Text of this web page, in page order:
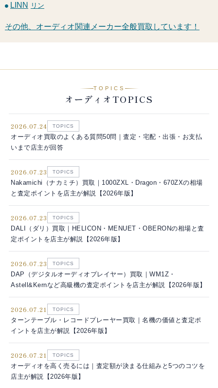
LINN リン
その他、オーディオ関連メーカー全般買取しています！
TOPICS
オーディオTOPICS
2026.07.24 TOPICS
オーディオ買取のよくある質問50問｜査定・宅配・出張・お支払
いまで店主が回答
2026.07.23 TOPICS
Nakamichi（ナカミチ）買取｜1000ZXL・Dragon・670ZXの相場
と査定ポイントを店主が解説【2026年版】
2026.07.23 TOPICS
DALI（ダリ）買取｜HELICON・MENUET・OBERONの相場と査
定ポイントを店主が解説【2026年版】
2026.07.23 TOPICS
DAP（デジタルオーディオプレイヤー）買取｜WM1Z・
Astell&Kernなど高級機の査定ポイントを店主が解説【2026年版】
2026.07.21 TOPICS
ターンテーブル・レコードプレーヤー買取｜名機の価値と査定ポ
イントを店主が解説【2026年版】
2026.07.21 TOPICS
オーディオを高く売るには｜査定額が決まる仕組みと5つのコツを
店主が解説【2026年版】